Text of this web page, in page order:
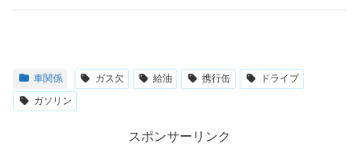
車関係 ガス欠 給油 携行缶
ドライブ
ガソリン
スポンサーリンク